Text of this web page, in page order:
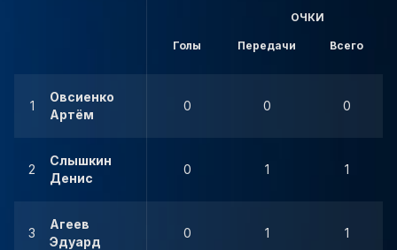
ОЧКИ
Голы Передачи Всего
1
Овсиенко
Артём
0 0 0
2
Слышкин
Денис
0 1 1
3
Агеев
Эдуард
0 1 1